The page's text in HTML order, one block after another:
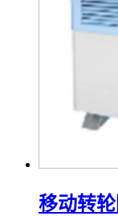
移动转